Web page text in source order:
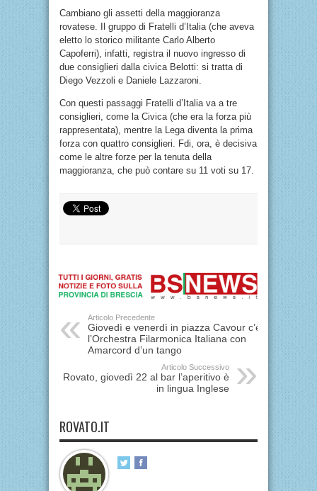
Cambiano gli assetti della maggioranza
rovatese. Il gruppo di Fratelli d’Italia (che aveva
eletto lo storico militante Carlo Alberto
Capoferri), infatti, registra il nuovo ingresso di
due consiglieri dalla civica Belotti: si tratta di
Diego Vezzoli e Daniele Lazzaroni.
Con questi passaggi Fratelli d’Italia va a tre
consiglieri, come la Civica (che era la forza più
rappresentata), mentre la Lega diventa la prima
forza con quattro consiglieri. Fdi, ora, è decisiva
come le altre forze per la tenuta della
maggioranza, che può contare su 11 voti su 17.
Articolo Precedente
Giovedì e venerdì in piazza Cavour c’è
l’Orchestra Filarmonica Italiana con
Amarcord d’un tango
Articolo Successivo
Rovato, giovedì 22 al bar l’aperitivo è
in lingua Inglese
ROVATO.IT